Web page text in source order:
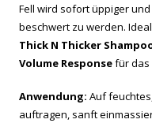
Fell wird sofort üppiger
beschwert zu werden.
Thick N Thicker
Volume Responsefür das
Anwendung: Auf
auftragen, sanft